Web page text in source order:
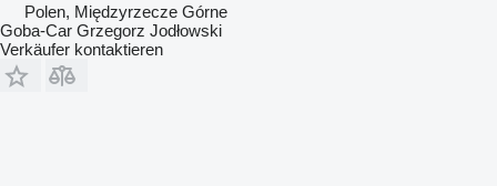
Polen, Międzyrzecze Górne
Goba-Car Grzegorz Jodłowski
Verkäufer kontaktieren